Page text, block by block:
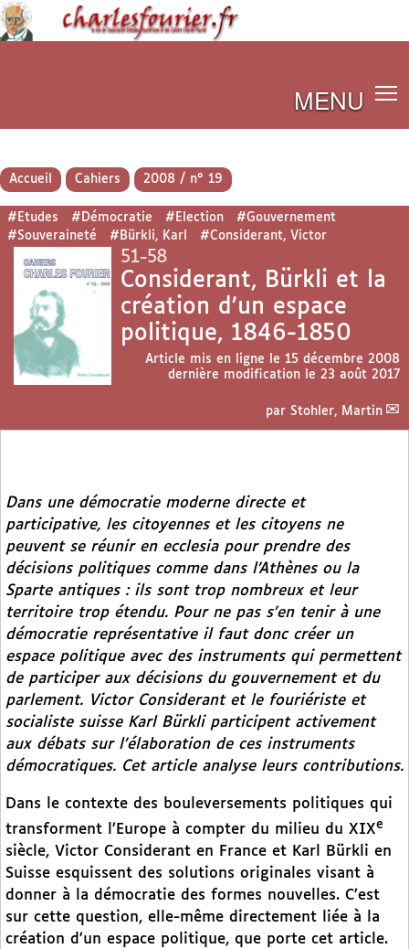
MENU
Accueil Cahiers 2008 / n° 19
#Etudes #Démocratie #Election
#Gouvernement
#Souveraineté
#Bürkli, Karl #Considerant, Victor
51-58
Considerant, Bürkli et la
création d’un espace
politique, 1846-1850
Article mis en ligne le 15 décembre 2008
dernière modification le 23 août 2017
par Stohler, Martin
Dans une démocratie moderne directe et
participative, les citoyennes et les citoyens ne
peuvent se réunir en ecclesia pour prendre des
décisions politiques comme dans l’Athènes ou la
Sparte antiques : ils sont trop nombreux et leur
territoire trop étendu. Pour ne pas s’en tenir à une
démocratie représentative il faut donc créer un
espace politique avec des instruments qui permettent
de participer aux décisions du gouvernement et du
parlement. Victor Considerant et le fouriériste et
socialiste suisse Karl Bürkli participent activement
aux débats sur l’élaboration de ces instruments
démocratiques. Cet article analyse leurs contributions.
Dans le contexte des bouleversements politiques qui
transforment l’Europe à compter du milieu du XIXe
siècle, Victor Considerant en France et Karl Bürkli en
Suisse esquissent des solutions originales visant à
donner à la démocratie des formes nouvelles. C’est
sur cette question, elle-même directement liée à la
création d’un espace politique, que porte cet article.